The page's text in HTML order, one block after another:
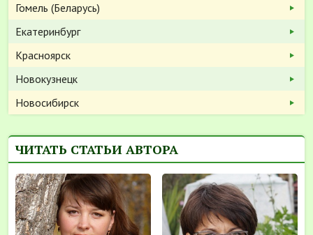
Гомель (Беларусь)
Екатеринбург
Красноярск
Новокузнецк
Новосибирск
ЧИТАТЬ СТАТЬИ АВТОРА